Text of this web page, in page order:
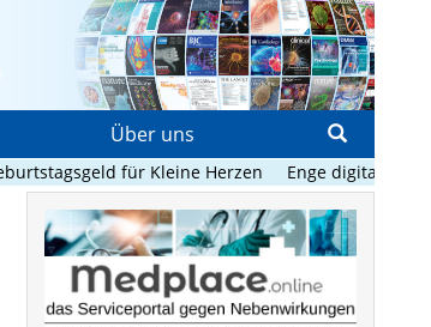
Über uns
für Kleine Herzen Enge digitale